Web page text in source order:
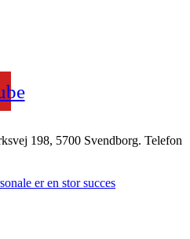
198, 5700 Svendborg. Telefon